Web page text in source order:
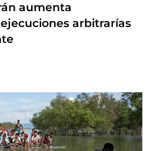
aumenta
arbitrarías